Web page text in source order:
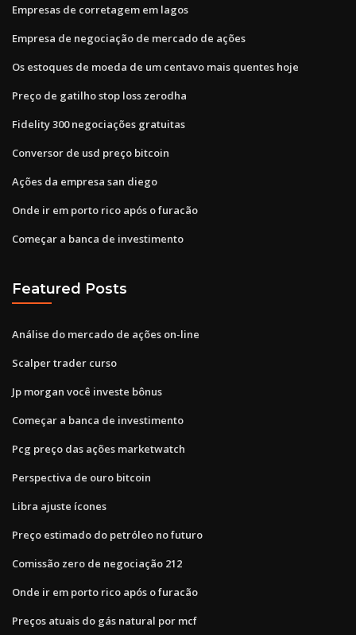
Empresas de corretagem em lagos
Empresa de negociação de mercado de ações
Os estoques de moeda de um centavo mais quentes hoje
Preço de gatilho stop loss zerodha
Fidelity 300 negociações gratuitas
Conversor de usd preço bitcoin
Ações da empresa san diego
Onde ir em porto rico após o furacão
Começar a banca de investimento
Featured Posts
Análise do mercado de ações on-line
Scalper trader curso
Jp morgan você investe bônus
Começar a banca de investimento
Pcg preço das ações marketwatch
Perspectiva de ouro bitcoin
Libra ajuste ícones
Preço estimado do petróleo no futuro
Comissão zero de negociação 212
Onde ir em porto rico após o furacão
Preços atuais do gás natural por mcf